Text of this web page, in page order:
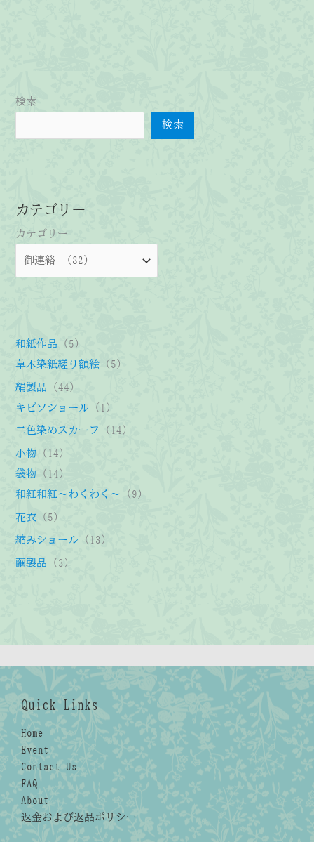
検索
検索
カテゴリー
カテゴリー
和紙作品 5 5
個
商
品
草木染紙縒り額絵 5 5
商
絹製品 44 4
4
個
品
キビソショール 1 1
個
品
二色染めスカーフ 14 1
の
小物 14 1
4
個
袋物 14 1
4
和紅和紅～わくわく～ 9 9
花衣 5 5
個
の
縮みショール 13 1
繭製品 3 3
品
Quick Links
Home
Event
Contact Us
FAQ
About
返金および返品ポリシー